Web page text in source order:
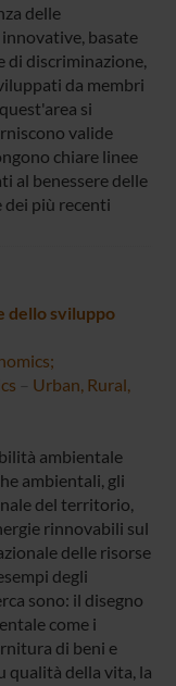
delle
basate
di discriminazione,
da membri
si
valide
chiare linee
al benessere delle
dei più recenti
dello sviluppo
– Urban, Rural,
ambientale
ambientali, gli
del territorio,
rinnovabili sul
delle risorse
degli
sono: il disegno
come i
di beni e
qualità della vita, la